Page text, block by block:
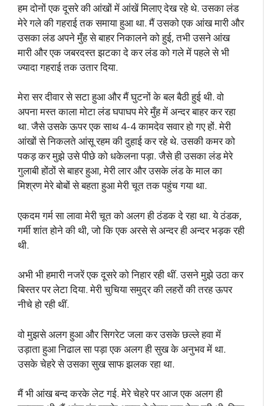
हम दोनों एक दूसरे की आंखों में आंखें मिलाए देख रहे थे. उसका लंड
मेरे गले की गहराई तक समाया हुआ था. मैं उसको एक आंख मारी और
उसका लंड अपने मुँह से बाहर निकालने को हुई, तभी उसने आंख
मारी और एक जबरदस्त झटका दे कर लंड को गले में पहले से भी
ज्यादा गहराई तक उतार दिया.
मेरा सर दीवार से सटा हुआ और मैं घुटनों के बल बैठी हुई थी. वो
अपना मस्त काला मोटा लंड घपाघप मेरे मुँह में अन्दर बाहर कर रहा
था. जैसे उसके ऊपर एक साथ 4-4 कामदेव सवार हो गए हों. मेरी
आंखों से निकलते आंसू रहम की दुहाई कर रहे थे. उसकी कमर को
पकड़ कर मुझे उसे पीछे को धकेलना पड़ा. जैसे ही उसका लंड मेरे
गुलाबी होंठों से बाहर हुआ, मेरी लार और उसके लंड के माल का
मिश्रण मेरे बोबों से बहता हुआ मेरी चूत तक पहुंच गया था.
एकदम गर्म सा लावा मेरी चूत को अलग ही ठंडक दे रहा था. ये ठंडक,
गर्मी शांत होने की थी, जो कि एक अरसे से अन्दर ही अन्दर भड़क रही
थी.
अभी भी हमारी नजरें एक दूसरे को निहार रही थीं. उसने मुझे उठा कर
बिस्तर पर लेटा दिया. मेरी चुचिया समुद्र की लहरों की तरह ऊपर
नीचे हो रही थीं.
वो मुझसे अलग हुआ और सिगरेट जला कर उसके छल्ले हवा में
उड़ाता हुआ निढाल सा पड़ा एक अलग ही सुख के अनुभव में था.
उसके चेहरे से उसका सुख साफ झलक रहा था.
मैं भी आंख बन्द करके लेट गई. मेरे चेहरे पर आज एक अलग ही